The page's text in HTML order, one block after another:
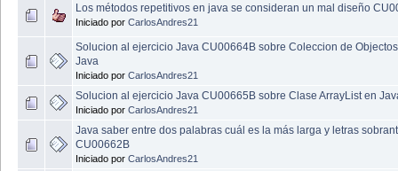
Los métodos repetitivos en java se consideran un mal diseño
Iniciado por CarlosAndres21
Solucion al ejercicio Java CU00664B sobre Coleccion de
Java
Iniciado por CarlosAndres21
Solucion al ejercicio Java CU00665B sobre Clase ArrayList en
Iniciado por CarlosAndres21
Java saber entre dos palabras cuál es la más larga y letras
CU00662B
Iniciado por CarlosAndres21